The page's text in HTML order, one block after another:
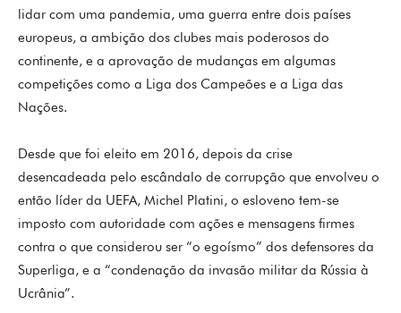
lidar com uma pandemia, uma guerra entre dois países
europeus, a ambição dos clubes mais poderosos do
continente, e a aprovação de mudanças em algumas
competições como a Liga dos Campeões e a Liga das
Nações.
Desde que foi eleito em 2016, depois da crise
desencadeada pelo escândalo de corrupção que envolveu o
então líder da UEFA, Michel Platini, o esloveno tem-se
imposto com autoridade com ações e mensagens firmes
contra o que considerou ser “o egoísmo” dos defensores da
Superliga, e a “condenação da invasão militar da Rússia à
Ucrânia”.